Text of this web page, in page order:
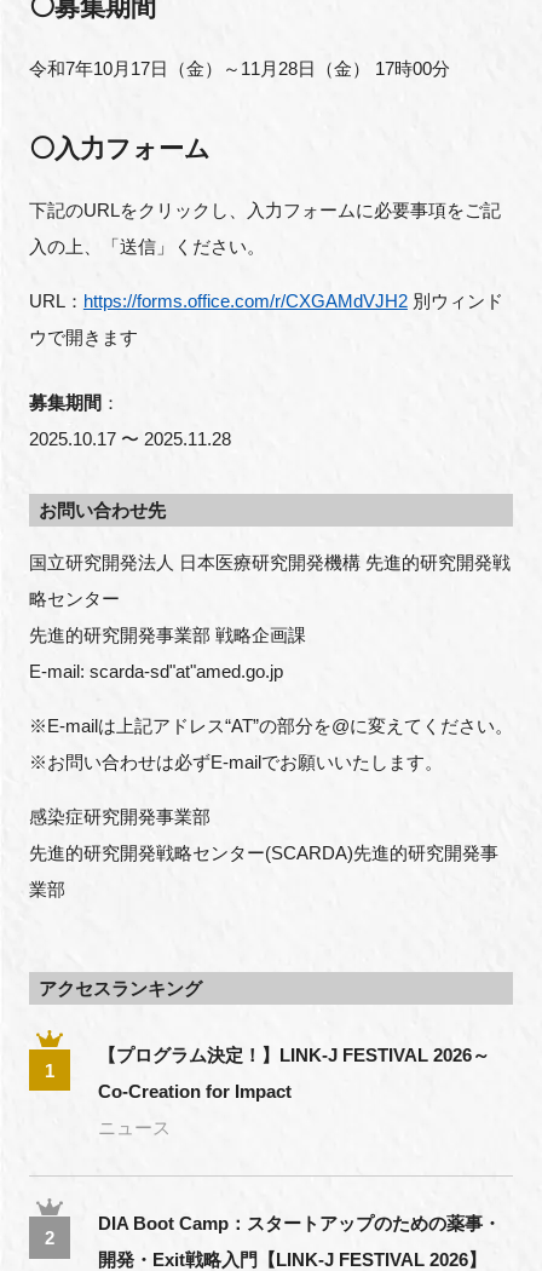
⚪募集期間
令和7年10月17日（金）～11月28日（金） 17時00分
⚪入力フォーム
下記のURLをクリックし、入力フォームに必要事項をご記
入の上、「送信」ください。
URL： https://forms.office.com/r/CXGAMdVJH2別ウィンド
ウで開きます
募集期間 ：
2025.10.17 〜 2025.11.28
お問い合わせ先
国立研究開発法人 日本医療研究開発機構 先進的研究開発戦
略センター
先進的研究開発事業部 戦略企画課
E-mail: scarda-sd"at"amed.go.jp
※E-mailは上記アドレス“AT”の部分を@に変えてください。
※お問い合わせは必ずE-mailでお願いいたします。
感染症研究開発事業部
先進的研究開発戦略センター(SCARDA)先進的研究開発事
業部
アクセスランキング
1
【プログラム決定！】LINK-J FESTIVAL 2026～
Co-Creation for Impact
ニュース
2
DIA Boot Camp：スタートアップのための薬事・
開発・Exit戦略入門【LINK-J FESTIVAL 2026】